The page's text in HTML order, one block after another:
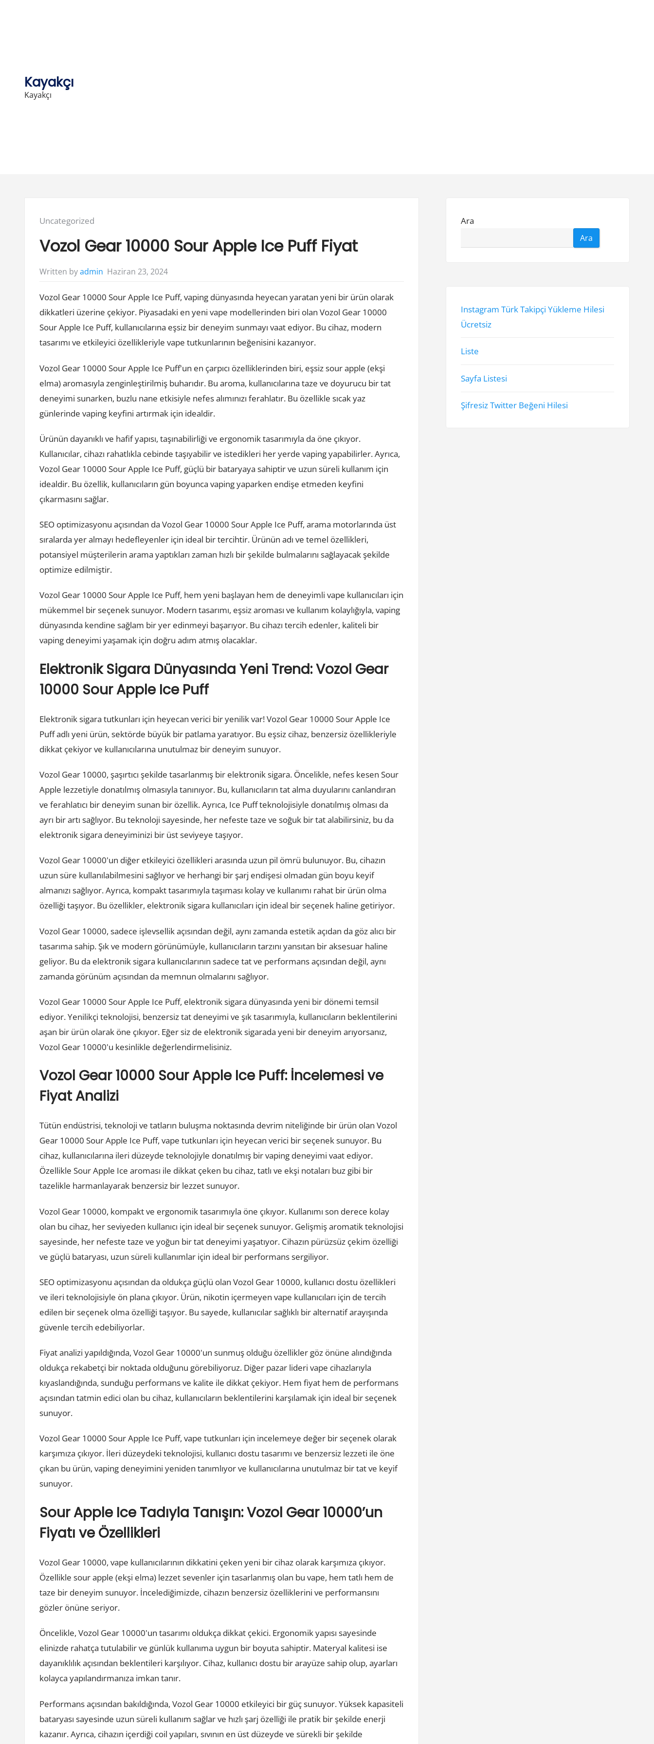
Kayakçı
Kayakçı
Posted
Uncategorized
Vozol Gear 10000 Sour Apple Ice Puff Fiyat
Written byadmin Haziran 23, 2024
Vozol Gear 10000 Sour Apple Ice Puff, vaping dünyasında heyecan yaratan yeni bir ürün olarak
dikkatleri üzerine çekiyor. Piyasadaki en yeni vape modellerinden biri olan Vozol Gear 10000
Sour Apple Ice Puff, kullanıcılarına eşsiz bir deneyim sunmayı vaat ediyor. Bu cihaz, modern
tasarımı ve etkileyici özellikleriyle vape tutkunlarının beğenisini kazanıyor.
Vozol Gear 10000 Sour Apple Ice Puff'un en çarpıcı özelliklerinden biri, eşsiz sour apple (ekşi
elma) aromasıyla zenginleştirilmiş buharıdır. Bu aroma, kullanıcılarına taze ve doyurucu bir tat
deneyimi sunarken, buzlu nane etkisiyle nefes alımınızı ferahlatır. Bu özellikle sıcak yaz
günlerinde vaping keyfini artırmak için idealdir.
Ürünün dayanıklı ve hafif yapısı, taşınabilirliği ve ergonomik tasarımıyla da öne çıkıyor.
Kullanıcılar, cihazı rahatlıkla cebinde taşıyabilir ve istedikleri her yerde vaping yapabilirler. Ayrıca,
Vozol Gear 10000 Sour Apple Ice Puff, güçlü bir bataryaya sahiptir ve uzun süreli kullanım için
idealdir. Bu özellik, kullanıcıların gün boyunca vaping yaparken endişe etmeden keyfini
çıkarmasını sağlar.
SEO optimizasyonu açısından da Vozol Gear 10000 Sour Apple Ice Puff, arama motorlarında üst
sıralarda yer almayı hedefleyenler için ideal bir tercihtir. Ürünün adı ve temel özellikleri,
potansiyel müşterilerin arama yaptıkları zaman hızlı bir şekilde bulmalarını sağlayacak şekilde
optimize edilmiştir.
Vozol Gear 10000 Sour Apple Ice Puff, hem yeni başlayan hem de deneyimli vape kullanıcıları için
mükemmel bir seçenek sunuyor. Modern tasarımı, eşsiz aroması ve kullanım kolaylığıyla, vaping
dünyasında kendine sağlam bir yer edinmeyi başarıyor. Bu cihazı tercih edenler, kaliteli bir
vaping deneyimi yaşamak için doğru adım atmış olacaklar.
Elektronik Sigara Dünyasında Yeni Trend: Vozol Gear
10000 Sour Apple Ice Puff
Elektronik sigara tutkunları için heyecan verici bir yenilik var! Vozol Gear 10000 Sour Apple Ice
Puff adlı yeni ürün, sektörde büyük bir patlama yaratıyor. Bu eşsiz cihaz, benzersiz özellikleriyle
dikkat çekiyor ve kullanıcılarına unutulmaz bir deneyim sunuyor.
Vozol Gear 10000, şaşırtıcı şekilde tasarlanmış bir elektronik sigara. Öncelikle, nefes kesen Sour
Apple lezzetiyle donatılmış olmasıyla tanınıyor. Bu, kullanıcıların tat alma duyularını canlandıran
ve ferahlatıcı bir deneyim sunan bir özellik. Ayrıca, Ice Puff teknolojisiyle donatılmış olması da
ayrı bir artı sağlıyor. Bu teknoloji sayesinde, her nefeste taze ve soğuk bir tat alabilirsiniz, bu da
elektronik sigara deneyiminizi bir üst seviyeye taşıyor.
Vozol Gear 10000'un diğer etkileyici özellikleri arasında uzun pil ömrü bulunuyor. Bu, cihazın
uzun süre kullanılabilmesini sağlıyor ve herhangi bir şarj endişesi olmadan gün boyu keyif
almanızı sağlıyor. Ayrıca, kompakt tasarımıyla taşıması kolay ve kullanımı rahat bir ürün olma
özelliği taşıyor. Bu özellikler, elektronik sigara kullanıcıları için ideal bir seçenek haline getiriyor.
Vozol Gear 10000, sadece işlevsellik açısından değil, aynı zamanda estetik açıdan da göz alıcı bir
tasarıma sahip. Şık ve modern görünümüyle, kullanıcıların tarzını yansıtan bir aksesuar haline
geliyor. Bu da elektronik sigara kullanıcılarının sadece tat ve performans açısından değil, aynı
zamanda görünüm açısından da memnun olmalarını sağlıyor.
Vozol Gear 10000 Sour Apple Ice Puff, elektronik sigara dünyasında yeni bir dönemi temsil
ediyor. Yenilikçi teknolojisi, benzersiz tat deneyimi ve şık tasarımıyla, kullanıcıların beklentilerini
aşan bir ürün olarak öne çıkıyor. Eğer siz de elektronik sigarada yeni bir deneyim arıyorsanız,
Vozol Gear 10000'u kesinlikle değerlendirmelisiniz.
Vozol Gear 10000 Sour Apple Ice Puff: İncelemesi ve
Fiyat Analizi
Tütün endüstrisi, teknoloji ve tatların buluşma noktasında devrim niteliğinde bir ürün olan Vozol
Gear 10000 Sour Apple Ice Puff, vape tutkunları için heyecan verici bir seçenek sunuyor. Bu
cihaz, kullanıcılarına ileri düzeyde teknolojiyle donatılmış bir vaping deneyimi vaat ediyor.
Özellikle Sour Apple Ice aroması ile dikkat çeken bu cihaz, tatlı ve ekşi notaları buz gibi bir
tazelikle harmanlayarak benzersiz bir lezzet sunuyor.
Vozol Gear 10000, kompakt ve ergonomik tasarımıyla öne çıkıyor. Kullanımı son derece kolay
olan bu cihaz, her seviyeden kullanıcı için ideal bir seçenek sunuyor. Gelişmiş aromatik teknolojisi
sayesinde, her nefeste taze ve yoğun bir tat deneyimi yaşatıyor. Cihazın pürüzsüz çekim özelliği
ve güçlü bataryası, uzun süreli kullanımlar için ideal bir performans sergiliyor.
SEO optimizasyonu açısından da oldukça güçlü olan Vozol Gear 10000, kullanıcı dostu özellikleri
ve ileri teknolojisiyle ön plana çıkıyor. Ürün, nikotin içermeyen vape kullanıcıları için de tercih
edilen bir seçenek olma özelliği taşıyor. Bu sayede, kullanıcılar sağlıklı bir alternatif arayışında
güvenle tercih edebiliyorlar.
Fiyat analizi yapıldığında, Vozol Gear 10000'un sunmuş olduğu özellikler göz önüne alındığında
oldukça rekabetçi bir noktada olduğunu görebiliyoruz. Diğer pazar lideri vape cihazlarıyla
kıyaslandığında, sunduğu performans ve kalite ile dikkat çekiyor. Hem fiyat hem de performans
açısından tatmin edici olan bu cihaz, kullanıcıların beklentilerini karşılamak için ideal bir seçenek
sunuyor.
Vozol Gear 10000 Sour Apple Ice Puff, vape tutkunları için incelemeye değer bir seçenek olarak
karşımıza çıkıyor. İleri düzeydeki teknolojisi, kullanıcı dostu tasarımı ve benzersiz lezzeti ile öne
çıkan bu ürün, vaping deneyimini yeniden tanımlıyor ve kullanıcılarına unutulmaz bir tat ve keyif
sunuyor.
Sour Apple Ice Tadıyla Tanışın: Vozol Gear 10000’un
Fiyatı ve Özellikleri
Vozol Gear 10000, vape kullanıcılarının dikkatini çeken yeni bir cihaz olarak karşımıza çıkıyor.
Özellikle sour apple (ekşi elma) lezzet sevenler için tasarlanmış olan bu vape, hem tatlı hem de
taze bir deneyim sunuyor. İncelediğimizde, cihazın benzersiz özelliklerini ve performansını
gözler önüne seriyor.
Öncelikle, Vozol Gear 10000'un tasarımı oldukça dikkat çekici. Ergonomik yapısı sayesinde
elinizde rahatça tutulabilir ve günlük kullanıma uygun bir boyuta sahiptir. Materyal kalitesi ise
dayanıklılık açısından beklentileri karşılıyor. Cihaz, kullanıcı dostu bir arayüze sahip olup, ayarları
kolayca yapılandırmanıza imkan tanır.
Performans açısından bakıldığında, Vozol Gear 10000 etkileyici bir güç sunuyor. Yüksek kapasiteli
bataryası sayesinde uzun süreli kullanım sağlar ve hızlı şarj özelliği ile pratik bir şekilde enerji
kazanır. Ayrıca, cihazın içerdiği coil yapıları, sıvının en üst düzeyde ve sürekli bir şekilde
Ara
Ara
Instagram Türk Takipçi Yükleme Hilesi
Ücretsiz
Liste
Sayfa Listesi
Şifresiz Twitter Beğeni Hilesi